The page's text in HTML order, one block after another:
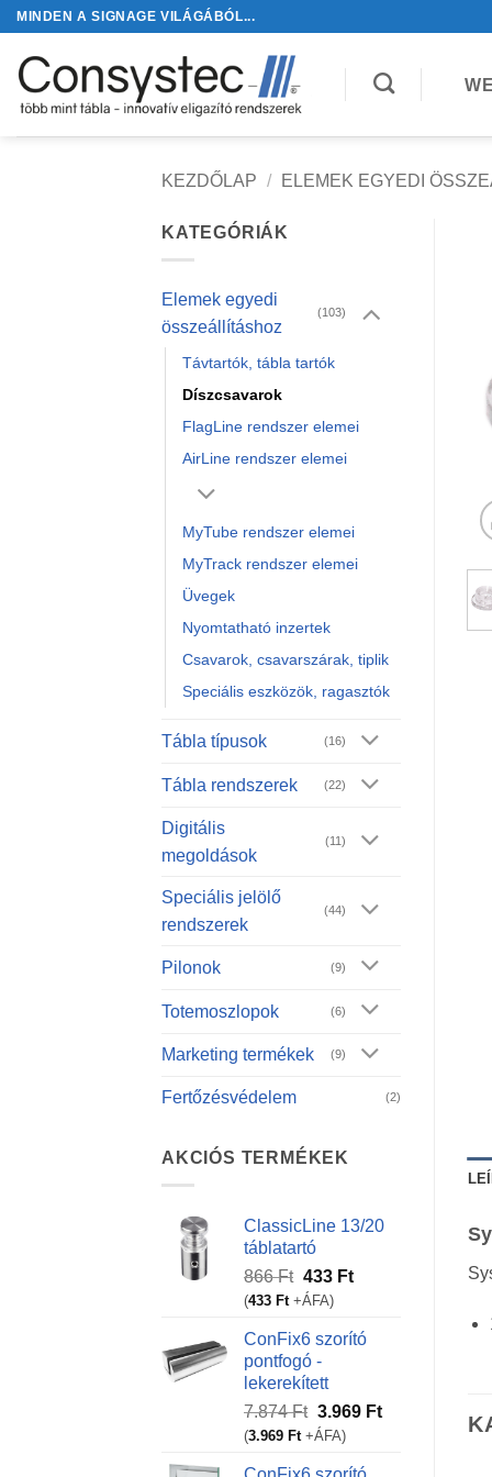
Skip
content
MINDEN A SIGNAGE VILÁGÁBÓL...
KEZDŐLAP / ELEMEK EGYEDI
KATEGÓRIÁK
Elemek egyedi
összeállításhoz
(103)
Távtartók, tábla tartók
Díszcsavarok
FlagLine rendszer elemei
AirLine rendszer elemei
MyTube rendszer elemei
MyTrack rendszer elemei
Üvegek
Nyomtatható inzertek
Csavarok, csavarszárak, tiplik
Speciális eszközök, ragasztók
Tábla típusok (16)
Tábla rendszerek (22)
Digitális
megoldások
(11)
Speciális jelölő
rendszerek
(44)
Pilonok (9)
Totemoszlopok (6)
Marketing termékek (9)
Fertőzésvédelem (2)
AKCIÓS TERMÉKEK
ClassicLine 13/20
táblatartó
866Ft Original
price
866 Ft.
433 FtCurrent
433 Ft.
(433 Ft +ÁFA)
ConFix6 szorító
pontfogó -
lekerekített
7.874Ft Original
price
3.969 FtCurrent
(3.969 Ft +ÁFA)